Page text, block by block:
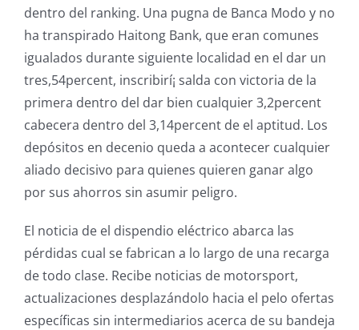
dentro del ranking. Una pugna de Banca Modo y no
ha transpirado Haitong Bank, que eran comunes
igualados durante siguiente localidad en el dar un
tres,54percent, inscribirí¡ salda con victoria de la
primera dentro del dar bien cualquier 3,2percent
cabecera dentro del 3,14percent de el aptitud. Los
depósitos en decenio queda a acontecer cualquier
aliado decisivo para quienes quieren ganar algo
por sus ahorros sin asumir peligro.
El noticia de el dispendio eléctrico abarca las
pérdidas cual se fabrican a lo largo de una recarga
de todo clase. Recibe noticias de motorsport,
actualizaciones desplazándolo hacia el pelo ofertas
específicas sin intermediarios acerca de su bandeja